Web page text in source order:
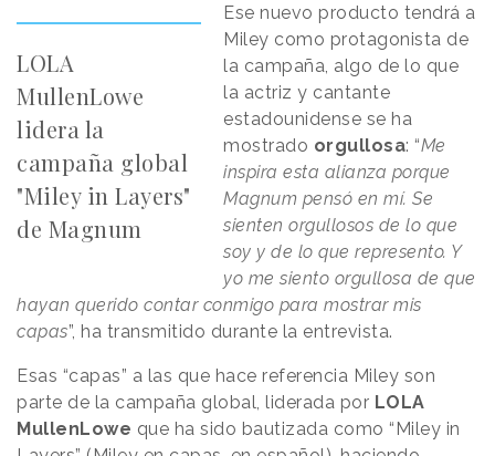
LOLA
MullenLowe
lidera la
campaña global
"Miley in Layers"
de Magnum
Ese nuevo producto tendrá a
Miley como protagonista de
la campaña, algo de lo que
la actriz y cantante
estadounidense se ha
mostrado orgullosa: “Me
inspira esta alianza porque
Magnum pensó en mí. Se
sienten orgullosos de lo que
soy y de lo que represento. Y
yo me siento orgullosa de que
hayan querido contar conmigo para mostrar mis
capas”, ha transmitido durante la entrevista.
Esas “capas” a las que hace referencia Miley son
parte de la campaña global, liderada por LOLA
MullenLowe que ha sido bautizada como “Miley in